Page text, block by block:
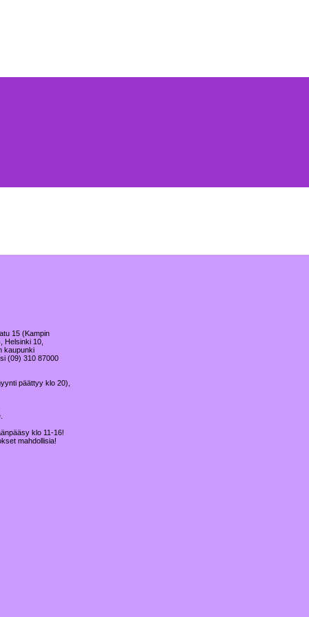
15 (Kampin
Helsinki 10,
kaupunki
(09) 310 87000
päättyy klo 20),
klo 11-16!
mahdollisia!